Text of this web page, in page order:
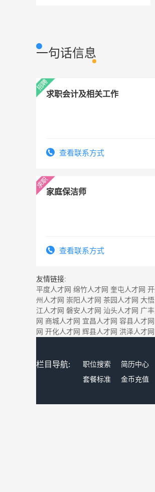
一句话信息
求职会计及相关工作
查看联系方式
家庭保洁师
查看联系方式
友情链接:
平度人才网 绵竹人才网 奎屯人才网
州人才网 崇阳人才网 茶园人才网 大
江人才网 磐安人才网 汕头人才网 广
网 商城人才网 宜昌人才网 容县人才网
网 开化人才网 辉县人才网 洪泽人才网
栏目导航: 职位搜索 简历中心
套餐标准
金币充值